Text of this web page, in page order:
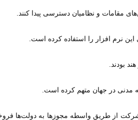
مقامات و نظامیان دسترسی پیدا کنند.
نرم افزار را استفاده کرده است.
بودند.
شرکت از طریق واسطه مجوزها به دولت‌ها